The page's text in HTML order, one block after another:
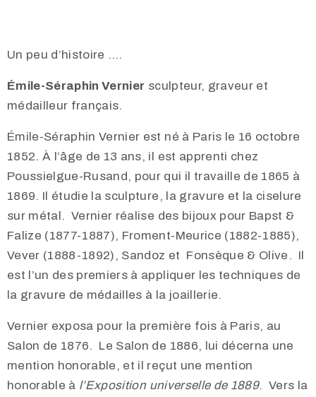
Un peu d’histoire ….
Émile-Séraphin Vernier sculpteur, graveur et
médailleur français.
Émile-Séraphin Vernier est né à Paris le 16 octobre
1852. À l’âge de 13 ans, il est apprenti chez
Poussielgue-Rusand, pour qui il travaille de 1865 à
1869. Il étudie la sculpture, la gravure et la ciselure
sur métal. Vernier réalise des bijoux pour Bapst &
Falize (1877-1887), Froment-Meurice (1882-1885),
Vever (1888-1892), Sandoz et Fonsèque & Olive. Il
est l’un des premiers à appliquer les techniques de
la gravure de médailles à la joaillerie.
Vernier exposa pour la première fois à Paris, au
Salon de 1876. Le Salon de 1886, lui décerna une
mention honorable, et il reçut une mention
honorable à l’Exposition universelle de 1889. Vers la